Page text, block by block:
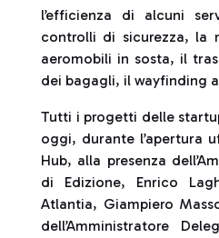
l’efficienza di alcuni
controlli di sicurezza, la
aeromobili in sosta, il
dei bagagli, il wayfinding
Tutti i progetti delle
oggi, durante l’apertura
Hub, alla presenza
di Edizione, Enrico
Atlantia, Giampiero
dell’Amministratore